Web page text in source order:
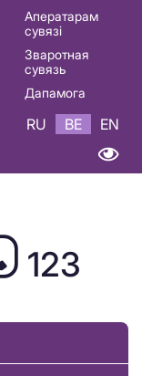
Аператарам
сувязі
Зваротная
сувязь
Дапамога
RU BE EN
123